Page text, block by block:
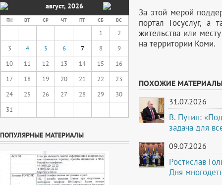
август, 2026
ПН ВТ СР ЧТ ПТ СБ ВС
1
2
3
4 5 6 7 8
9
10
11 12 13 14 15
16
17
18 19 20 21 22
23
24
25 26 27 28 29
30
31
ПОПУЛЯРНЫЕ МАТЕРИАЛЫ
За этой мерой
портал Госуслуг, а
жительства или
на территории Коми.
ПОХОЖИЕ
31.07.2026
В. Путин:
задача для
09.07.2026
Ростислав
Дня